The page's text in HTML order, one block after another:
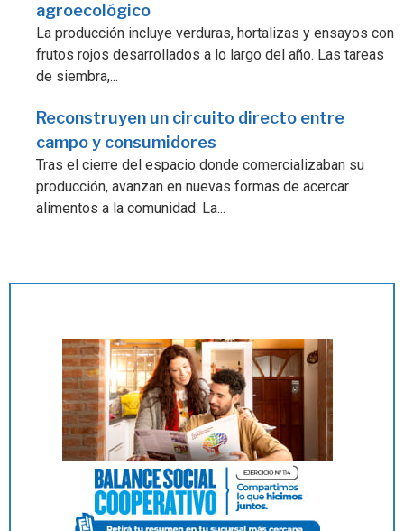
agroecológico
La producción incluye verduras, hortalizas y ensayos con
frutos rojos desarrollados a lo largo del año. Las tareas
de siembra,...
Reconstruyen un circuito directo entre
campo y consumidores
Tras el cierre del espacio donde comercializaban su
producción, avanzan en nuevas formas de acercar
alimentos a la comunidad. La...